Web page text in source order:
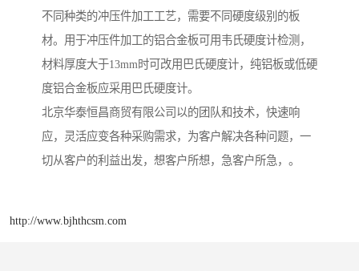
不同种类的冲压件加工工艺，需要不同硬度级别的板
材。用于冲压件加工的铝合金板可用韦氏硬度计检测，
材料厚度大于13mm时可改用巴氏硬度计，纯铝板或低硬
度铝合金板应采用巴氏硬度计。
北京华泰恒昌商贸有限公司以的团队和技术，快速响
应，灵活应变各种采购需求，为客户解决各种问题，一
切从客户的利益出发，想客户所想，急客户所急，。
http://www.bjhthcsm.com